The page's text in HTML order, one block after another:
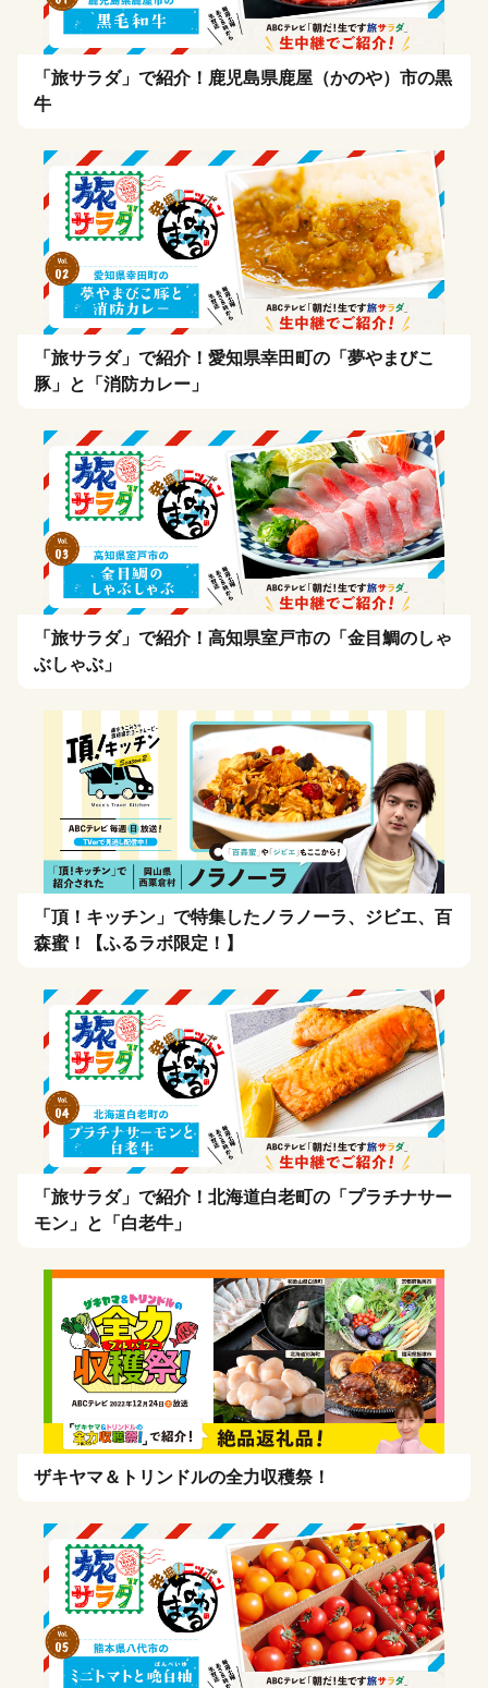
「旅サラダ」で紹介！鹿児島県鹿屋（かのや）市の黒
牛
「旅サラダ」で紹介！愛知県幸田町の「夢やまびこ
豚」と「消防カレー」
「旅サラダ」で紹介！高知県室戸市の「金目鯛のしゃ
ぶしゃぶ」
「頂！キッチン」で特集したノラノーラ、ジビエ、百
森蜜！【ふるラボ限定！】
「旅サラダ」で紹介！北海道白老町の「プラチナサー
モン」と「白老牛」
ザキヤマ＆トリンドルの全力収穫祭！